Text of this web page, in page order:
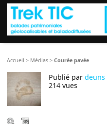
Accueil > Médias >Courée pavée
Publié pardeuns
214 vues